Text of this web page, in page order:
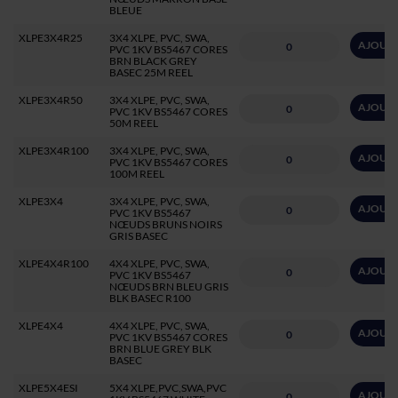
BLEUE
XLPE3X4R25
3X4 XLPE, PVC, SWA,
PVC 1KV BS5467 CORES
BRN BLACK GREY
BASEC 25M REEL
XLPE3X4R50
3X4 XLPE, PVC, SWA,
PVC 1KV BS5467 CORES
50M REEL
XLPE3X4R100
3X4 XLPE, PVC, SWA,
PVC 1KV BS5467 CORES
100M REEL
XLPE3X4
3X4 XLPE, PVC, SWA,
PVC 1KV BS5467
NŒUDS BRUNS NOIRS
GRIS BASEC
XLPE4X4R100
4X4 XLPE, PVC, SWA,
PVC 1KV BS5467
NŒUDS BRN BLEU GRIS
BLK BASEC R100
XLPE4X4
4X4 XLPE, PVC, SWA,
PVC 1KV BS5467 CORES
BRN BLUE GREY BLK
BASEC
XLPE5X4ESI
5X4 XLPE,PVC,SWA,PVC